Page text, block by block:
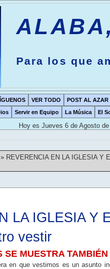
Para los que
VER TODO POST AL AZAR
Servir en Equipo La Música El
Hoy es Jueves 6 de Agosto
» REVERENCIA EN LA IGLESIA Y
LA IGLESIA Y
vestir
SE MUESTRA
en que vestimos es un asunto